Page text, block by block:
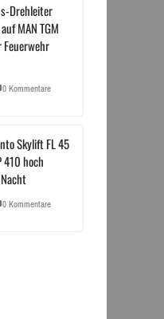
Drehleiter
MAN TGM
0 Kommentare
Skylift FL 45
410 hoch
0 Kommentare